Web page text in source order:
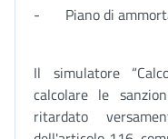
- Piano di
Il simulatore
calcolare le
ritardato